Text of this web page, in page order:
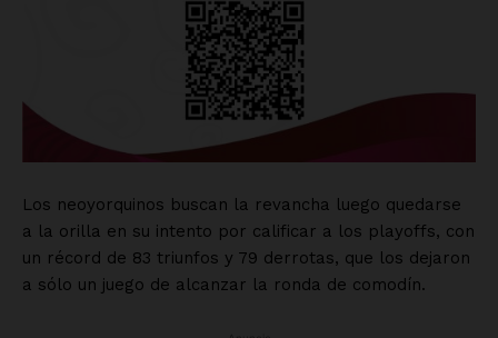
Los neoyorquinos buscan la revancha luego quedarse
a la orilla en su intento por calificar a los playoffs, con
un récord de 83 triunfos y 79 derrotas, que los dejaron
a sólo un juego de alcanzar la ronda de comodín.